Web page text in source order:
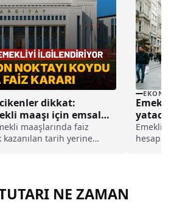
dikkat:
maaşı için emsal
maaşlarında faiz
kazanılan tarih yerine
Emekli
NE ZAMAN